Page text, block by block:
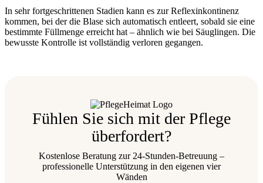
In sehr fortgeschrittenen Stadien kann es zur Reflexinkontinenz
kommen, bei der die Blase sich automatisch entleert, sobald sie eine
bestimmte Füllmenge erreicht hat – ähnlich wie bei Säuglingen. Die
bewusste Kontrolle ist vollständig verloren gegangen.
Fühlen Sie sich mit der Pflege
überfordert?
Kostenlose Beratung zur 24-Stunden-Betreuung –
professionelle Unterstützung in den eigenen vier
Wänden